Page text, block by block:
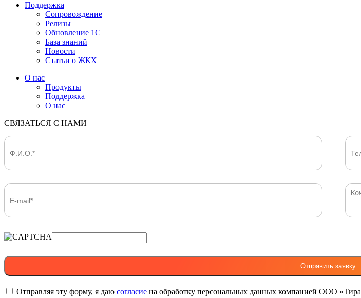
Поддержка
Сопровождение
Релизы
Обновление 1С
База знаний
Новости
Статьи о ЖКХ
О нас
Продукты
Поддержка
О нас
СВЯЗАТЬСЯ С НАМИ
Отправляя эту форму, я даю согласие на обработку персональных данных компанией ООО